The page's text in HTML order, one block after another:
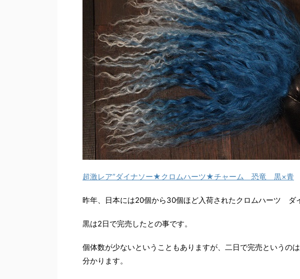
超激レア”ダイナソー★クロムハーツ★チャーム 恐竜 黒×青
昨年、日本には20個から30個ほど入荷されたクロムハーツ ダ
黒は2日で完売したとの事です。
個体数が少ないということもありますが、二日で完売というの
分かります。